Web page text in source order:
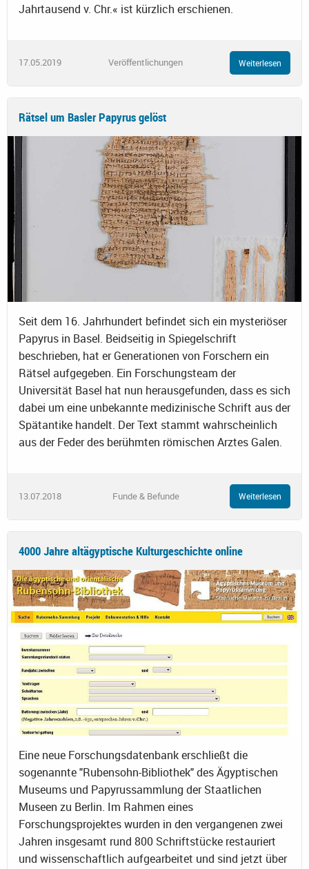
Jahrtausend v. Chr.« ist kürzlich erschienen.
17.05.2019 Veröffentlichungen Weiterlesen
Rätsel um Basler Papyrus gelöst
Seit dem 16. Jahrhundert befindet sich ein mysteriöser
Papyrus in Basel. Beidseitig in Spiegelschrift
beschrieben, hat er Generationen von Forschern ein
Rätsel aufgegeben. Ein Forschungsteam der
Universität Basel hat nun herausgefunden, dass es sich
dabei um eine unbekannte medizinische Schrift aus der
Spätantike handelt. Der Text stammt wahrscheinlich
aus der Feder des berühmten römischen Arztes Galen.
13.07.2018 Funde & Befunde Weiterlesen
4000 Jahre altägyptische Kulturgeschichte online
Eine neue Forschungsdatenbank erschließt die
sogenannte "Rubensohn-Bibliothek" des Ägyptischen
Museums und Papyrussammlung der Staatlichen
Museen zu Berlin. Im Rahmen eines
Forschungsprojektes wurden in den vergangenen zwei
Jahren insgesamt rund 800 Schriftstücke restauriert
und wissenschaftlich aufgearbeitet und sind jetzt über